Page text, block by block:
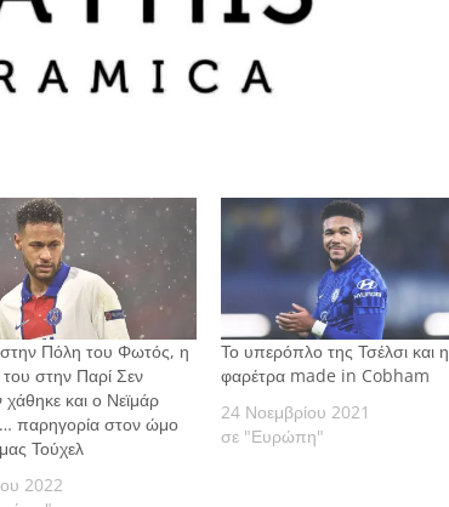
στην Πόλη του Φωτός, η
στην Παρί Σεν
χάθηκε και ο Νεϊμάρ
παρηγορία στον ώμο
Τούχελ
2022
Το υπερόπλο της Τσέλσι και η
φαρέτρα made in Cobham
24 Νοεμβρίου 2021
σε "Ευρώπη"